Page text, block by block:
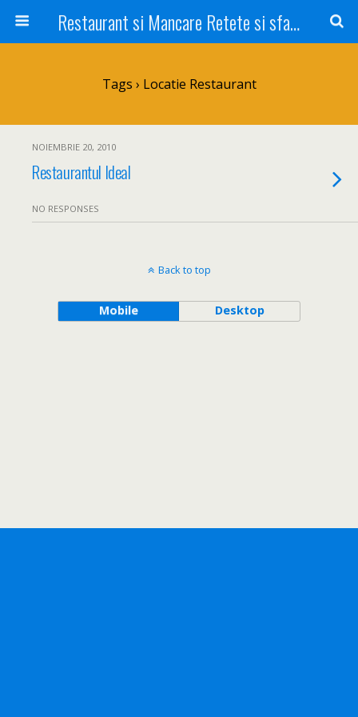
Restaurant si Mancare Retete si sfaturi Picant bun si rapid
Tags › Locatie Restaurant
NOIEMBRIE 20, 2010
Restaurantul Ideal
NO RESPONSES
Back to top
Mobile Desktop